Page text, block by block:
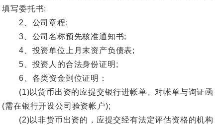
填写委托书;
2、公司章程;
3、公司名称预先核准通知书;
4、投资单位上月末资产负债表;
5、投资人的合法身份证明;
6、各类资金到位证明：
(1)以货币出资的应提交银行进帐单、对帐单与询证函
(需在银行开设公司验资帐户);
(2)以非货币出资的，应提交经有法定评估资格的机构